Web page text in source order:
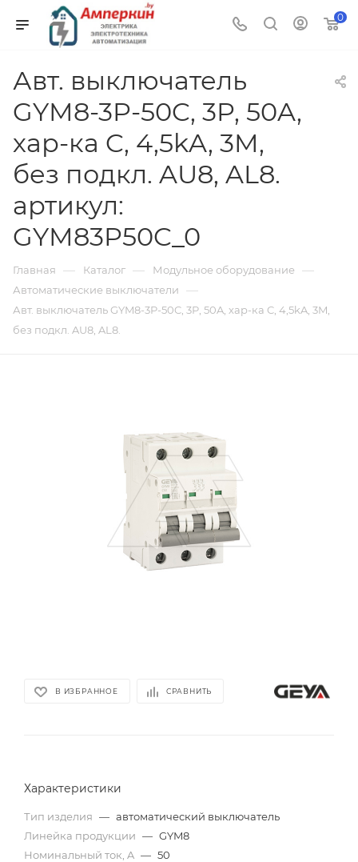
0
Авт. выключатель
GYM8-3P-50C, 3P, 50A,
хар-ка C, 4,5kA, 3M,
без подкл. AU8, AL8.
артикул:
GYM83P50C_0
Главная — Каталог — Модульное оборудование —
Автоматические выключатели —
Авт. выключатель GYM8-3P-50C, 3P, 50A, хар-ка C, 4,5kA, 3M,
без подкл. AU8, AL8.
В ИЗБРАННОЕ СРАВНИТЬ
Характеристики
Тип изделия — автоматический выключатель
Линейка продукции — GYM8
Номинальный ток, A — 50